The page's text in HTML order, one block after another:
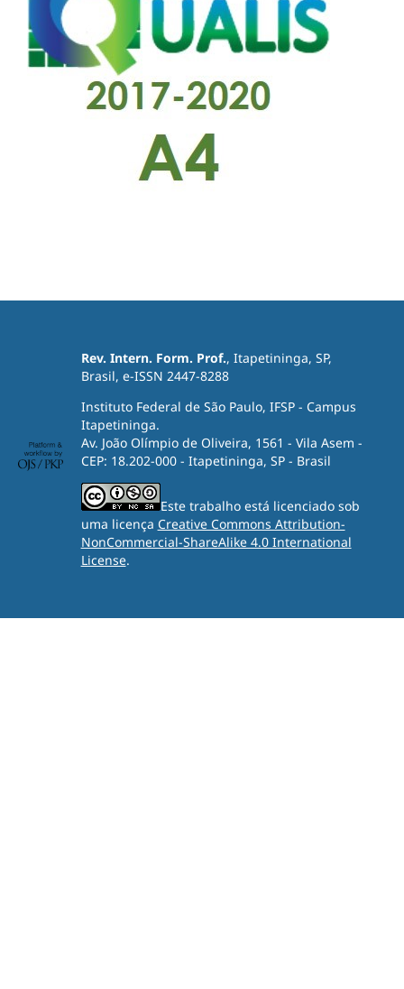
Rev. Intern. Form. Prof., Itapetininga, SP,
Brasil, e-ISSN 2447-8288
Instituto Federal de São Paulo, IFSP - Campus
Itapetininga.
Av. João Olímpio de Oliveira, 1561 - Vila Asem -
CEP: 18.202-000 - Itapetininga, SP - Brasil
Este trabalho está licenciado sob
uma licença Creative Commons Attribution-
NonCommercial-ShareAlike 4.0 International
License.